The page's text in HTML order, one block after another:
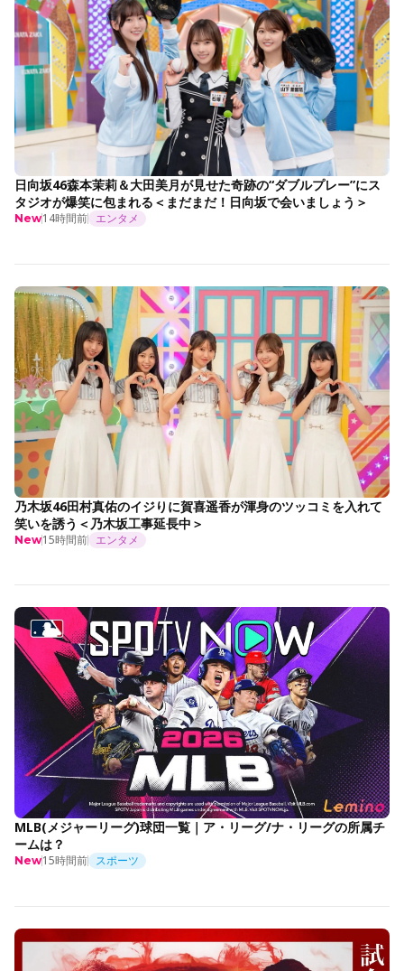
日向坂46森本茉莉＆大田美月が見せた奇跡の“ダブルプレー”にス
タジオが爆笑に包まれる＜まだまだ！日向坂で会いましょう＞
New14時間前 エンタメ
乃木坂46田村真佑のイジりに賀喜遥香が渾身のツッコミを入れて
笑いを誘う＜乃木坂工事延長中＞
New15時間前 エンタメ
MLB(メジャーリーグ)球団一覧｜ア・リーグ/ナ・リーグの所属チ
ームは？
New15時間前 スポーツ